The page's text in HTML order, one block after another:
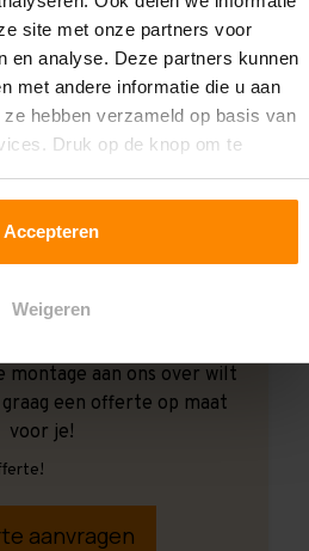
site met onze partners voor
en analyse. Deze partners kunnen
met andere informatie die u aan
hebben verzameld op basis van
Druk op de knop om te
Accepteren
Weigeren
montage aan ons over wilt
een offerte op maat
voor je!
aanvragen